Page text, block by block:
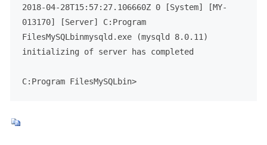
2018-04-28T15:57:27.106660Z 0 [System] [MY-
013170] [Server] C:Program
FilesMySQLbinmysqld.exe (mysqld 8.0.11)
initializing of server has completed
C:Program FilesMySQLbin>